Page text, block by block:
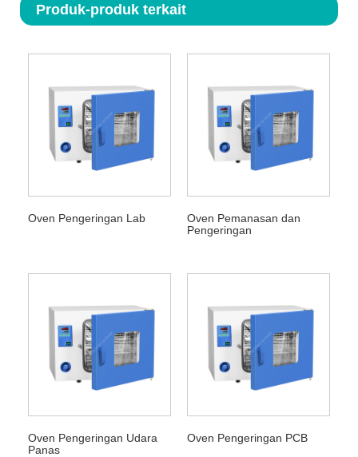
Produk-produk terkait
Oven Pengeringan Lab
Oven Pemanasan dan
Pengeringan
Oven Pengeringan Udara
Panas
Oven Pengeringan PCB